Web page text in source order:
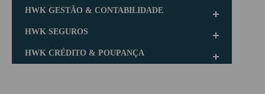
Missão
SERVIÇOS
OPORTUNIDADES
HWK GESTÃO & CONTABILIDADE
HWK SEGUROS
HWK CRÉDITO & POUPANÇA